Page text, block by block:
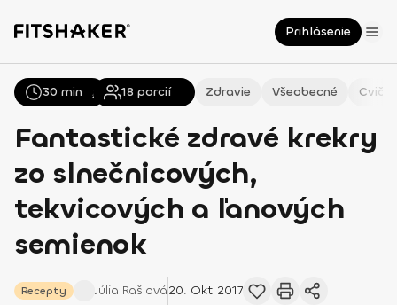
Prihlásenie
Všetky Recepty Zdravie Všeobecné
Fantastické zdravé krekry
zo slnečnicových,
tekvicových a ľanových
semienok
Recepty Júlia Rašlová20. Okt 2017
30 min 18 porcií